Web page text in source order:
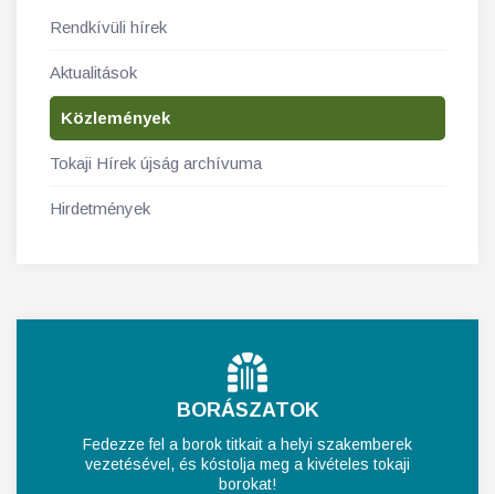
Rendkívüli hírek
Aktualitások
Közlemények
Tokaji Hírek újság archívuma
Hirdetmények
BORÁSZATOK
Fedezze fel a borok titkait a helyi szakemberek
vezetésével, és kóstolja meg a kivételes tokaji
borokat!